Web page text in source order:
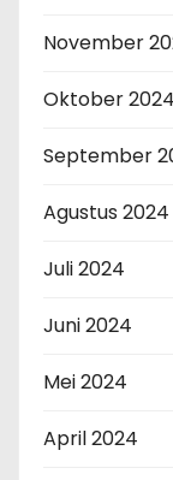
November
Oktober 2024
September
Agustus 2024
Juli 2024
Juni 2024
Mei 2024
April 2024